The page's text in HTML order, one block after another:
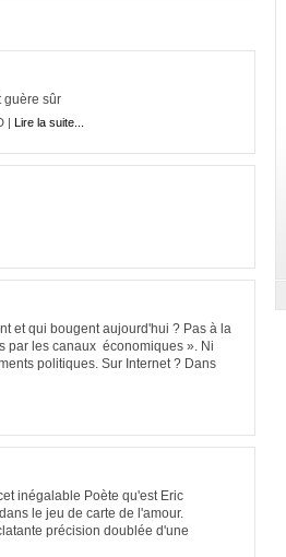
guère sûr
| Lire la suite...
et qui bougent aujourd'hui ? Pas à la
par les canaux économiques ». Ni
politiques. Sur Internet ? Dans
inégalable Poète qu'est Eric
le jeu de carte de l'amour.
précision doublée d'une